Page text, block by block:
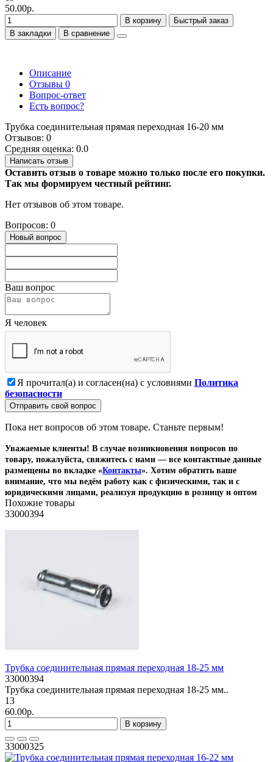
50.00р.
В корзину
Быстрый заказ
В закладки
В сравнение
Описание
Отзывы 0
Вопрос-ответ
Есть вопрос?
Трубка соединительная прямая переходная 16-20 мм
Отзывов: 0
Средняя оценка: 0.0
Написать отзыв
Оставить отзыв о товаре можно только после его покупки.
Так мы формируем честный рейтинг.
Нет отзывов об этом товаре.
Вопросов: 0
Новый вопрос
Ваш вопрос
Я человек
Я прочитал(а) и согласен(на) с условиями Политика
безопасности
Отправить свой вопрос
Пока нет вопросов об этом товаре. Станьте первым!
Уважаемые клиенты! В случае возникновения вопросов по
товару, пожалуйста, свяжитесь с нами — все контактные данные
размещены во вкладке «Контакты». Хотим обратить ваше
внимание, что мы ведём работу как с физическими, так и с
юридическими лицами, реализуя продукцию в розницу и оптом
Похожие товары
33000394
Трубка соединительная прямая переходная 18-25 мм
33000394
Трубка соединительная прямая переходная 18-25 мм..
13
60.00р.
В корзину
33000325